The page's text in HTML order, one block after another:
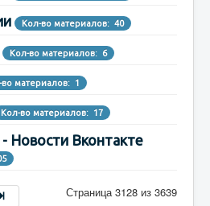
Кол-во материалов: 40
Кол-во материалов: 6
во материалов: 1
Кол-во материалов: 17
Новости Вконтакте
Страница 3128 из 3639